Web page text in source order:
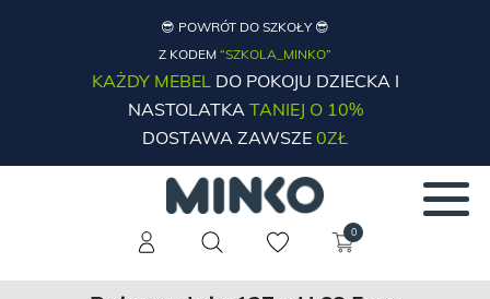
😎 POWRÓT DO SZKOŁY 😎
Z KODEM “SZKOLA_MINKO”
KAŻDY MEBELDO POKOJU DZIECKA I
NASTOLATKATANIEJ O 10%
DOSTAWA ZAWSZE 0ZŁ
0